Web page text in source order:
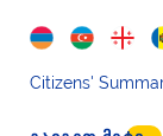
Citizens'